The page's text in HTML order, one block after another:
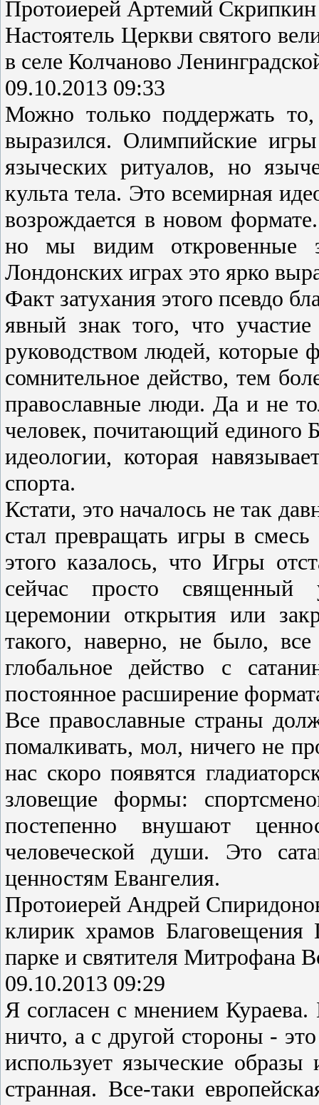
Протоиерей Артемий Скрипкин
Настоятель Церкви святого
в селе Колчаново
09.10.2013 09:33
Можно только поддержать
выразился. Олимпийские
языческих ритуалов, но
культа тела. Это всемирная
возрождается в новом
но мы видим откровенные
Лондонских играх это ярко
Факт затухания этого псевдо
явный знак того, что
руководством людей,
сомнительное действо, тем
православные люди. Да и не
человек, почитающий единого
идеологии, которая
спорта.
Кстати, это началось не так
стал превращать игры в
этого казалось, что Игры
сейчас просто священный
церемонии открытия или
такого, наверно, не было,
глобальное действо с
постоянное расширение
Все православные страны
помалкивать, мол, ничего не
нас скоро появятся
зловещие формы:
постепенно внушают
человеческой души. Это
ценностям Евангелия.
Протоиерей Андрей
клирик храмов Благовещения
парке и святителя Митрофана
09.10.2013 09:29
Я согласен с мнением
ничто, а с другой стороны -
использует языческие
странная. Все-таки